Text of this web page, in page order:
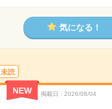
気になる！
未読
NEW 掲載日 2026/08/04